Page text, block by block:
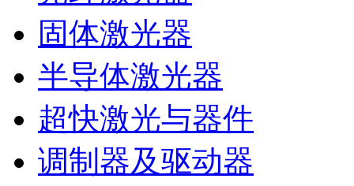
固体激光器
半导体激光器
超快激光与器件
调制器及驱动器